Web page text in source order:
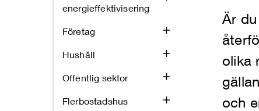
energieffektivisering
Företag
Hushåll
Offentlig sektor
Flerbostadshus
Är
olika
och